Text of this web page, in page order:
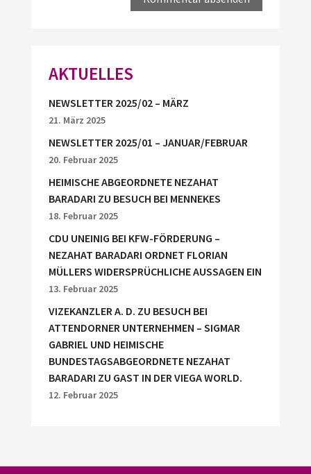
AKTUELLES
NEWSLETTER 2025/02 – MÄRZ
21. März 2025
NEWSLETTER 2025/01 – JANUAR/FEBRUAR
20. Februar 2025
HEIMISCHE ABGEORDNETE NEZAHAT
BARADARI ZU BESUCH BEI MENNEKES
18. Februar 2025
CDU UNEINIG BEI KFW-FÖRDERUNG –
NEZAHAT BARADARI ORDNET FLORIAN
MÜLLERS WIDERSPRÜCHLICHE AUSSAGEN EIN
13. Februar 2025
VIZEKANZLER A. D. ZU BESUCH BEI
ATTENDORNER UNTERNEHMEN – SIGMAR
GABRIEL UND HEIMISCHE
BUNDESTAGSABGEORDNETE NEZAHAT
BARADARI ZU GAST IN DER VIEGA WORLD.
12. Februar 2025